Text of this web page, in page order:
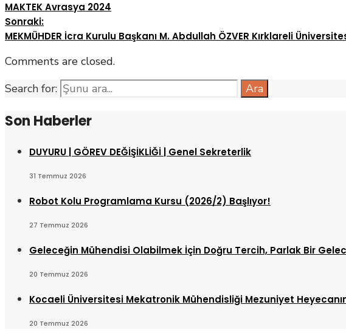
MAKTEK Avrasya 2024
Sonraki:
MEKMÜHDER İcra Kurulu Başkanı M. Abdullah ÖZVER Kırklareli
Comments are closed.
Search for:
Ara
Son Haberler
DUYURU | GÖREV DEĞİŞİKLİĞİ | Genel Sekreterlik
31 Temmuz 2026
Robot Kolu Programlama Kursu (2026/2) Başlıyor!
27 Temmuz 2026
Geleceğin Mühendisi Olabilmek İçin Doğru Tercih, Parlak Bir
20 Temmuz 2026
Kocaeli Üniversitesi Mekatronik Mühendisliği Mezuniyet
20 Temmuz 2026